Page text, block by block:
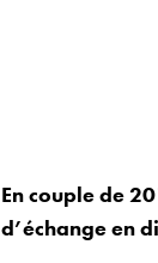
En couple de
d’échange en